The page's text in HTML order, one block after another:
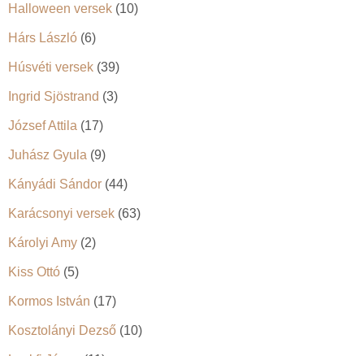
Halloween versek (10)
Hárs László (6)
Húsvéti versek (39)
Ingrid Sjöstrand (3)
József Attila (17)
Juhász Gyula (9)
Kányádi Sándor (44)
Karácsonyi versek (63)
Károlyi Amy (2)
Kiss Ottó (5)
Kormos István (17)
Kosztolányi Dezső (10)